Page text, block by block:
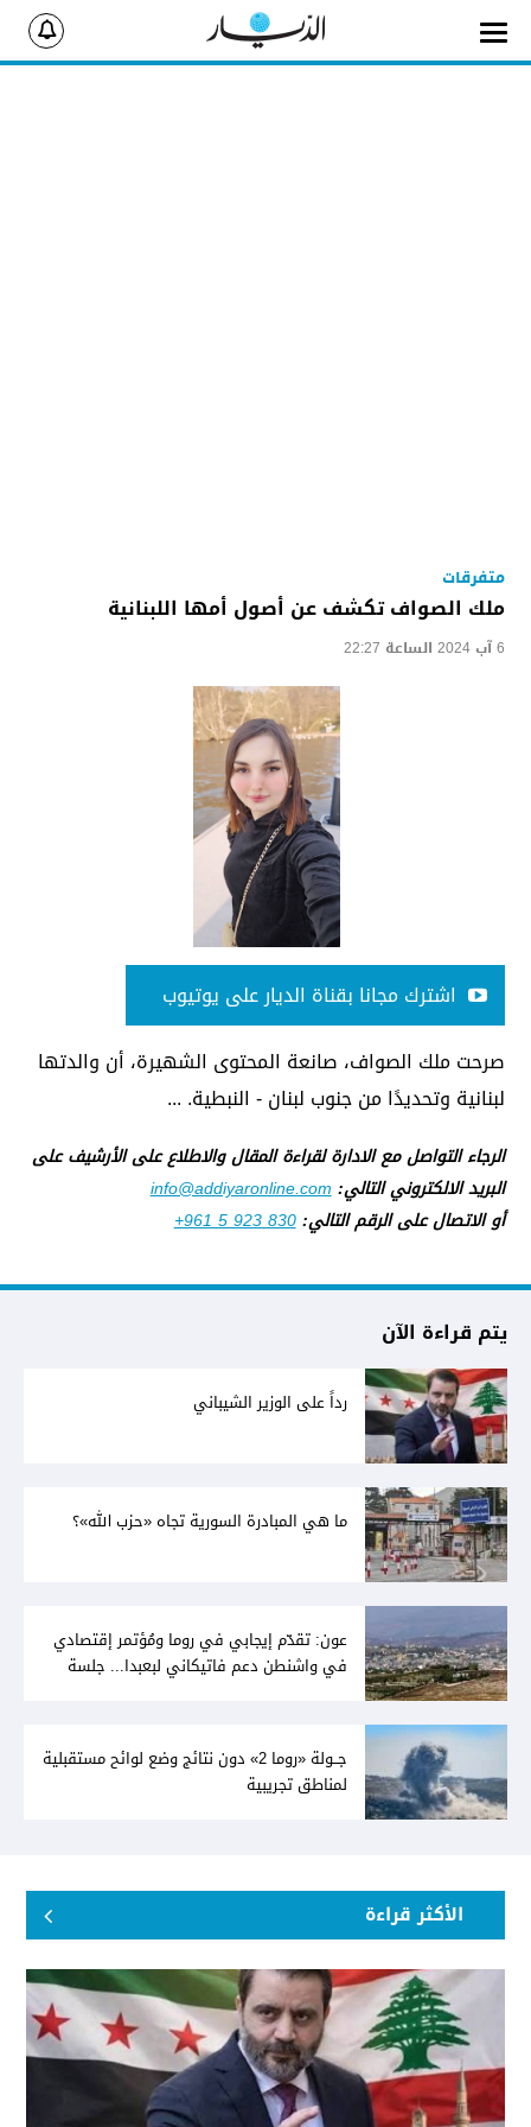
متفرقات
ملك الصواف تكشف عن أصول أمها اللبنانية
6 آب 2024 الساعة 22:27
اشترك مجانا بقناة الديار على يوتيوب
صرحت ملك الصواف، صانعة المحتوى الشهيرة، أن والدتها
لبنانية وتحديدًا من جنوب لبنان - النبطية. ...
الرجاء التواصل مع الادارة لقراءة المقال والاطلاع على الأرشيف على
البريد الالكتروني التالي:info@addiyaronline.com
أو الاتصال على الرقم التالي:+961 5 923 830
يتم قراءة الآن
رداً على الوزير الشيباني
ما هي المبادرة السورية تجاه «حزب الله»؟
عون: تقدّم إيجابي في روما ومُؤتمر إقتصادي
في واشنطن دعم فاتيكاني لبعبدا... جلسة
جــولة «روما 2» دون نتائج وضع لوائح مستقبلية
لمناطق تجريبية
الأكثر قراءة